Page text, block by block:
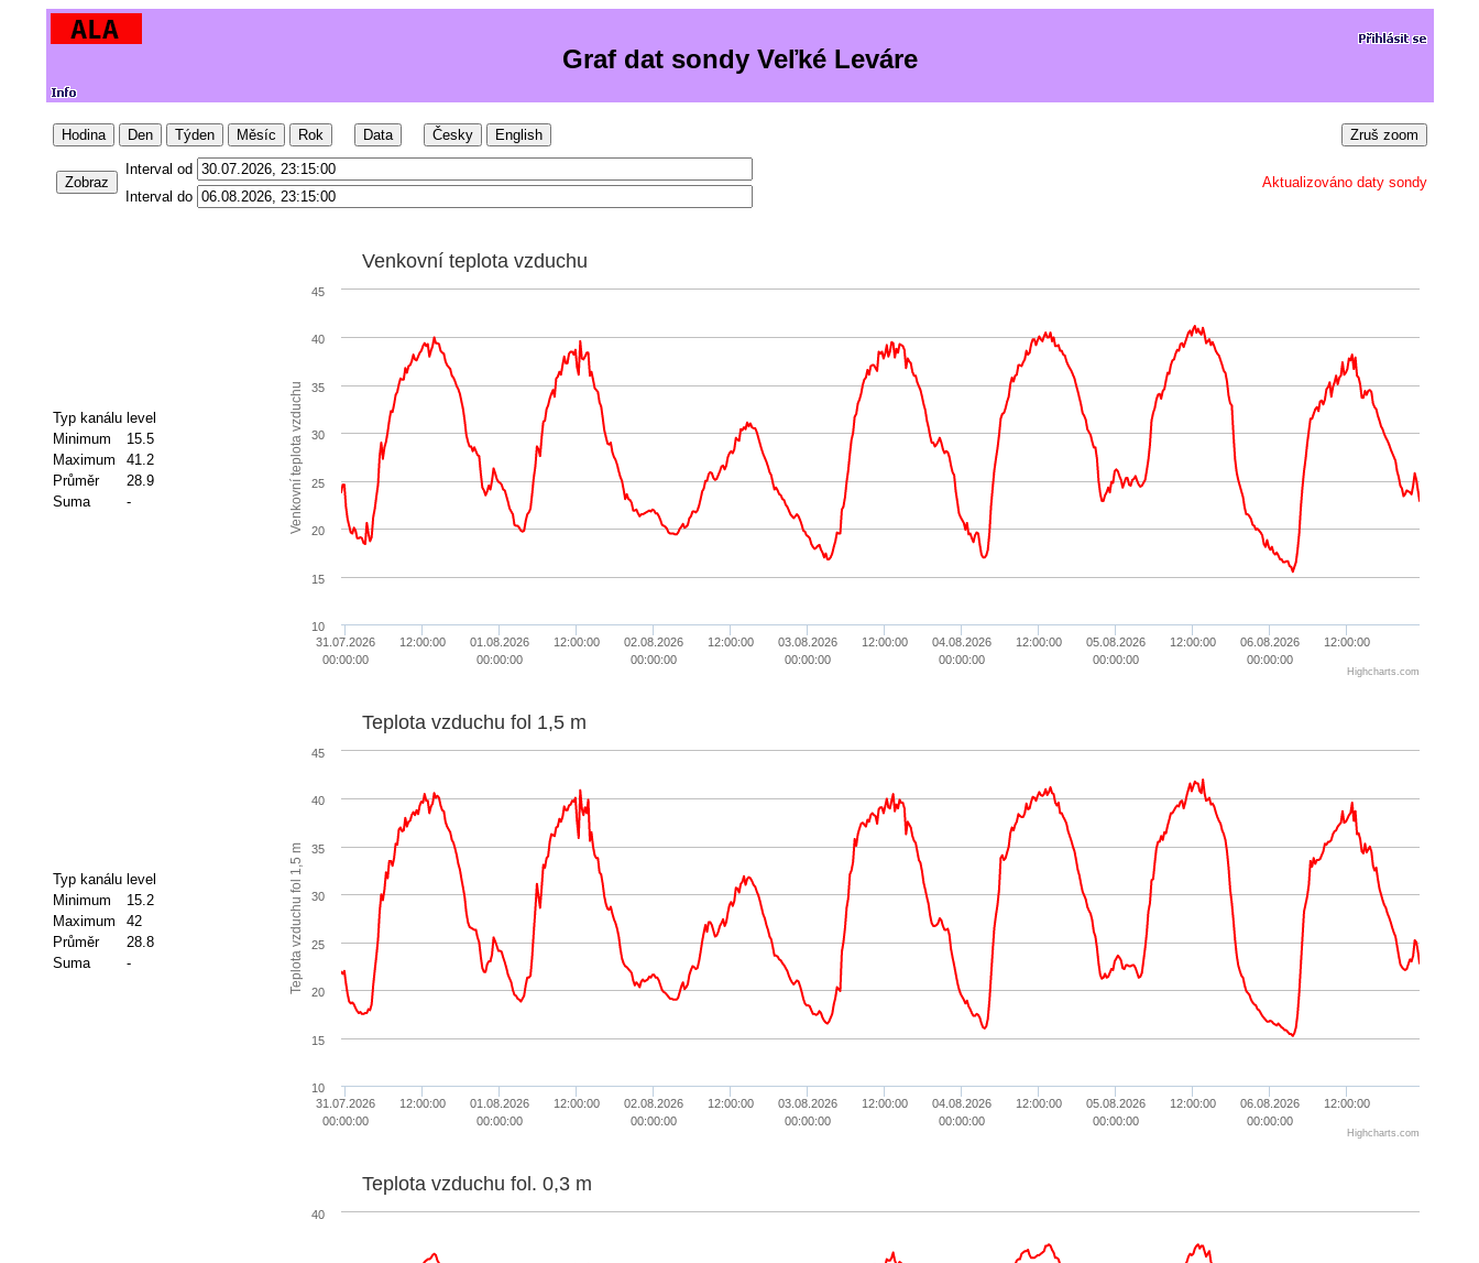
Graf dat sondy Veľké Leváre
Hodina Den Týden Měsíc Rok Data Česky English Zruš zoom
Zobraz
Interval od
Interval do
Aktualizováno daty sondy
Typ kanálu level
Minimum
15.5
Maximum
41.2
Průměr
28.9
Suma
- Venkovní teplota vzduchu
Venkovní teplota vzduchu
31.07.2026
00:00:00
12:00:00
01.08.2026
00:00:00
12:00:00
02.08.2026
00:00:00
12:00:00
03.08.2026
00:00:00
12:00:00
04.08.2026
00:00:00
12:00:00
05.08.2026
00:00:00
12:00:00
06.08.2026
00:00:00
12:00:00
10
15
20
25
30
35
40
45
Highcharts.com
Typ kanálu level
Minimum
15.2
Maximum
42
Průměr
28.8
Suma
- T
e
p
l
o
t
a
v
z
d
u
c
h
u
f
o
l
1
,
5
m
Teplota vzduchu fol 1,5 m
31.07.2026
00:00:00
12:00:00
01.08.2026
00:00:00
12:00:00
02.08.2026
00:00:00
12:00:00
03.08.2026
00:00:00
12:00:00
04.08.2026
00:00:00
12:00:00
05.08.2026
00:00:00
12:00:00
06.08.2026
00:00:00
12:00:00
10
15
20
25
30
35
40
45
Highcharts.com
Teplota vzduchu fol. 0,3 m
40